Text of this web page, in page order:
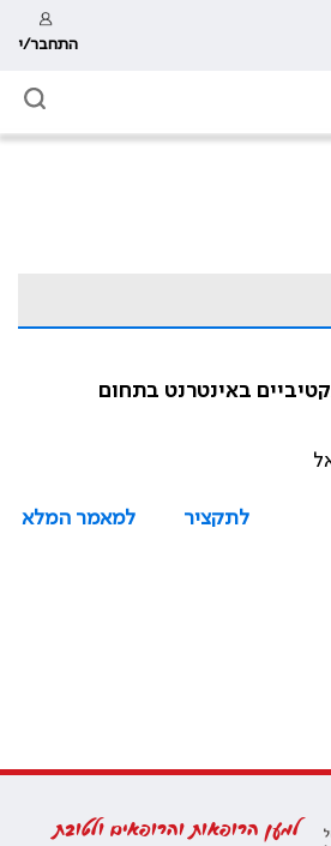
התחבר/י
באינטרנט בתחום
לתקציר
למאמר המלא
למען הרופאות והרופאים ולטובת